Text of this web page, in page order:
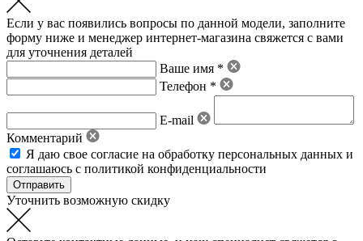
Если у вас появились вопросы по данной модели, заполните
форму ниже и менеджер интернет-магазина свяжется с вами
для уточнения деталей
Ваше имя *
Телефон *
E-mail
Комментарий
Я даю свое согласие на обработку персональных данных и
соглашаюсь с политикой конфиденциальности
Уточнить возможную скидку